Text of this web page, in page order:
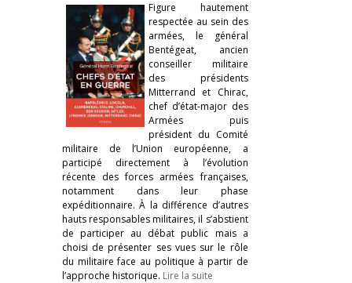
Figure hautement
respectée au sein des
armées, le général
Bentégeat, ancien
conseiller militaire
des présidents
Mitterrand et Chirac,
chef d’état-major des
Armées puis
président du Comité
militaire de l’Union européenne, a
participé directement à l’évolution
récente des forces armées françaises,
notamment dans leur phase
expéditionnaire. À la différence d’autres
hauts responsables militaires, il s’abstient
de participer au débat public mais a
choisi de présenter ses vues sur le rôle
du militaire face au politique à partir de
l’approche historique. Lire la suite